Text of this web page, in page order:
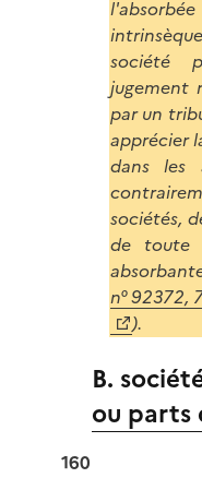
société
jugement
par un
apprécier
dans les
sociétés,
de toute
n° 92372,
).
B.
ou parts
160